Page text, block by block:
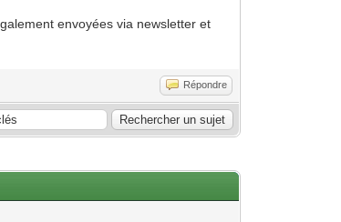
envoyées via newsletter et
Répondre